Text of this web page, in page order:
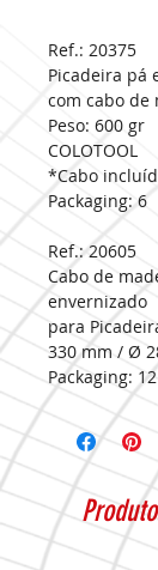
Ref.: 20375
Picadeira pá
com cabo de
Peso: 600 gr
COLOTOOL
*Cabo
Packaging: 6
Ref.: 20605
Cabo de
envernizado
para
330 mm / Ø
Packaging: 12